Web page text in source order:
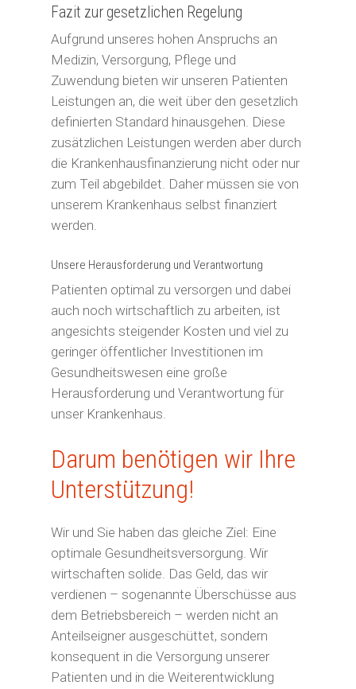
Fazit zur gesetzlichen Regelung
Aufgrund unseres hohen Anspruchs an
Medizin, Versorgung, Pflege und
Zuwendung bieten wir unseren Patienten
Leistungen an, die weit über den gesetzlich
definierten Standard hinausgehen. Diese
zusätzlichen Leistungen werden aber durch
die Krankenhausfinanzierung nicht oder nur
zum Teil abgebildet. Daher müssen sie von
unserem Krankenhaus selbst finanziert
werden.
Unsere Herausforderung und Verantwortung
Patienten optimal zu versorgen und dabei
auch noch wirtschaftlich zu arbeiten, ist
angesichts steigender Kosten und viel zu
geringer öffentlicher Investitionen im
Gesundheitswesen eine große
Herausforderung und Verantwortung für
unser Krankenhaus.
Darum benötigen wir Ihre
Unterstützung!
Wir und Sie haben das gleiche Ziel: Eine
optimale Gesundheitsversorgung. Wir
wirtschaften solide. Das Geld, das wir
verdienen – sogenannte Überschüsse aus
dem Betriebsbereich – werden nicht an
Anteilseigner ausgeschüttet, sondern
konsequent in die Versorgung unserer
Patienten und in die Weiterentwicklung